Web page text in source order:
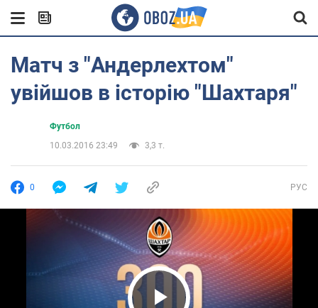
Матч з "Андерлехтом"
увійшов в історію "Шахтаря"
Футбол
10.03.2016 23:49
3,3 т.
0 РУС